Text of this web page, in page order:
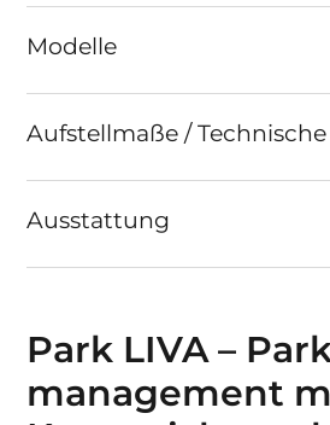
Modelle
Aufstellmaße /
Ausstattung
Park LIVA –
management